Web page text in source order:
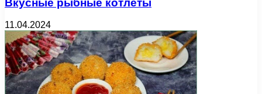
Вкусные рыбные котлеты
11.04.2024